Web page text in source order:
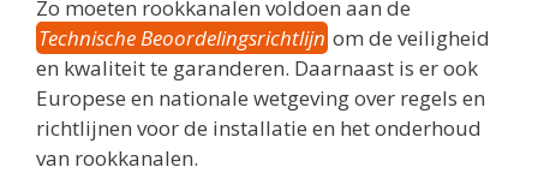
Zo moeten rookkanalen voldoen aan de
Technische Beoordelingsrichtlijn om de veiligheid
en kwaliteit te garanderen. Daarnaast is er ook
Europese en nationale wetgeving over regels en
richtlijnen voor de installatie en het onderhoud
van rookkanalen.